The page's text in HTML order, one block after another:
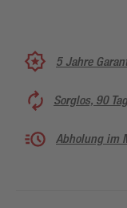
5 Jahre
Sorglos, 90
Abholung im